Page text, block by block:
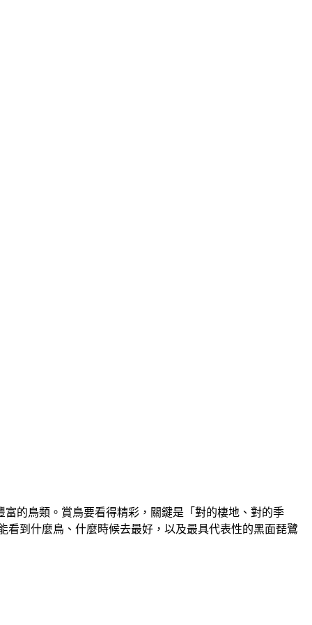
的鳥類。賞鳥要看得精彩，關鍵是「 對的棲地、對的季
看到什麼鳥、什麼時候去最好，以及最具代表性的黑面琵鷺